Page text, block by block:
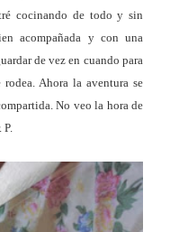
cocinando de todo y sin
acompañada y con una
de vez en cuando para
Ahora la aventura se
No veo la hora de